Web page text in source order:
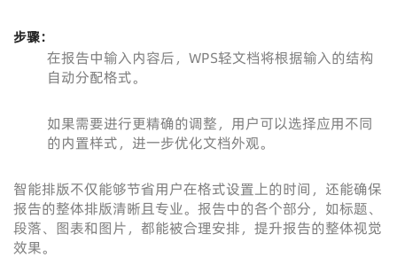
步骤：
在报告中输入内容后，WPS轻文档将根据输入的结构
自动分配格式。
如果需要进行更精确的调整，用户可以选择应用不同
的内置样式，进一步优化文档外观。
智能排版不仅能够节省用户在格式设置上的时间，还能确保
报告的整体排版清晰且专业。报告中的各个部分，如标题、
段落、图表和图片，都能被合理安排，提升报告的整体视觉
效果。